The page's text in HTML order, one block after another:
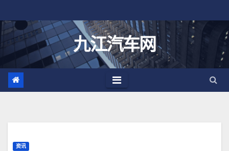
至
九江汽车网
资讯